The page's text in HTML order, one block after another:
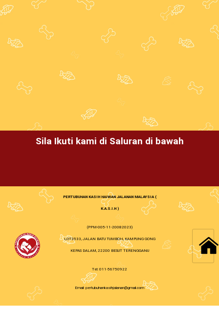
Sila Ikuti kami di Saluran di bawah
PERTUBUHAN KASIH HAIWAN JALANAN MALAYSIA (
K.A.S.I.H )
(PPM-005-11-20082023)
LOT3533, JALAN BATU TUMBOH, KAMPUNG GONG
KEPAS DALAM, 22200 BESUT TERENGGANU
Tel: 011-56750922
Email: pertubuhankasihjalanan@gmail.com